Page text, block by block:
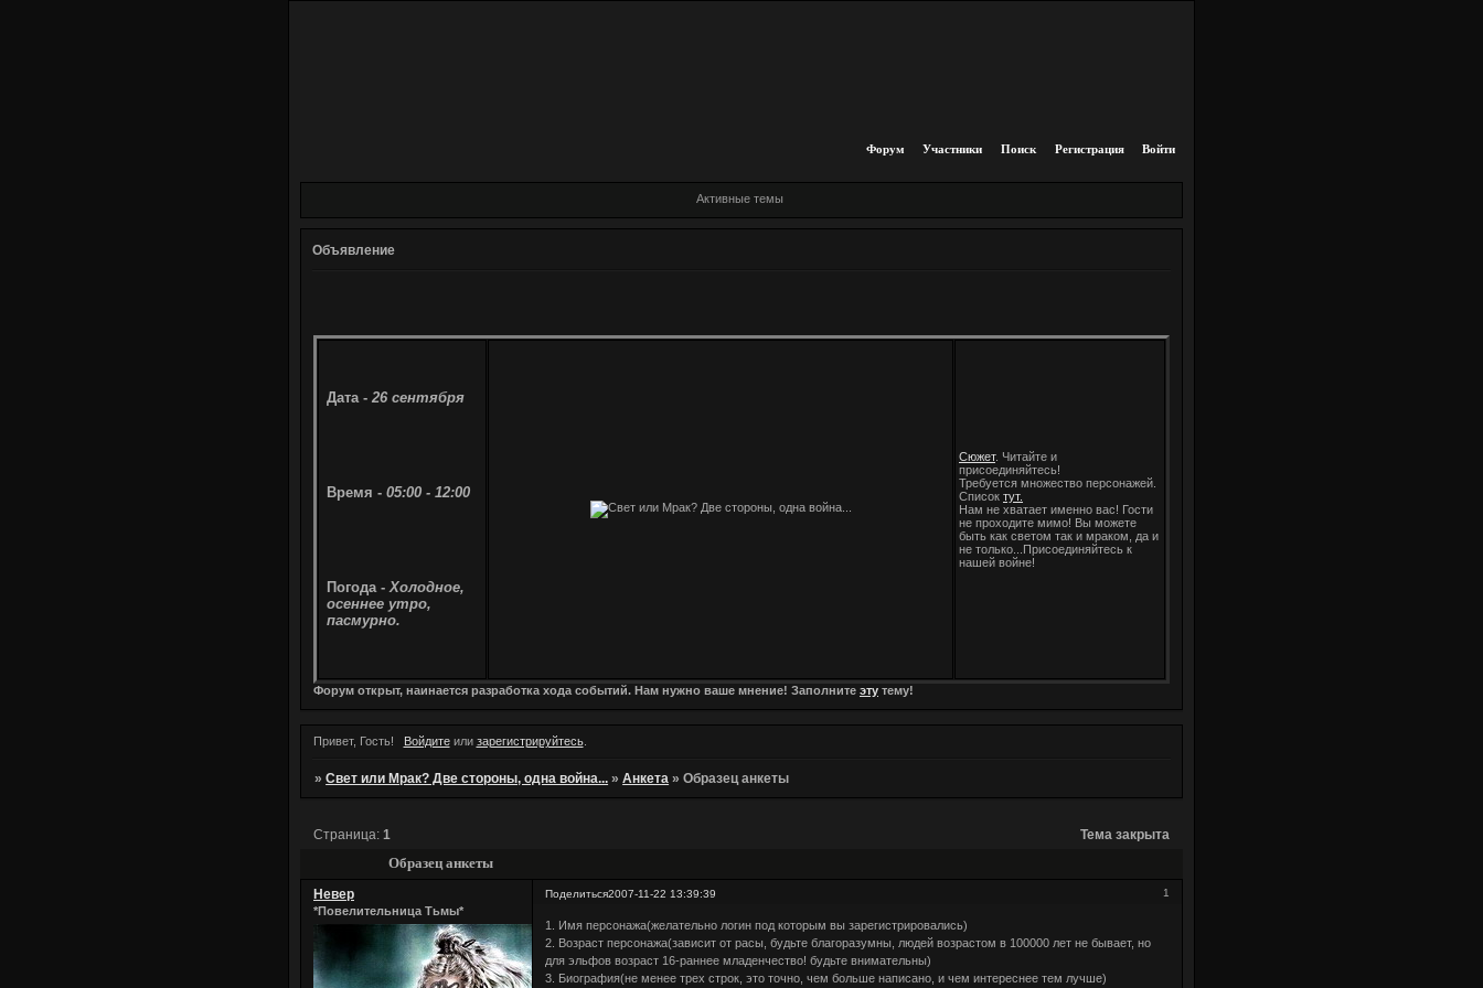
Форум Участники Поиск Регистрация Войти
Активные темы
Объявление
Дата - 26 сентября
Время - 05:00 - 12:00
Погода - Холодное,
осеннее утро,
пасмурно.
Сюжет. Читайте и
присоединяйтесь!
Требуется множество персонажей.
Список тут.
Нам не хватает именно вас! Гости
не проходите мимо! Вы можете
быть как светом так и мраком, да и
не только...Присоединяйтесь к
нашей войне!
Форум открыт, наинается разработка хода событий. Нам нужно ваше мнение! Заполните эту тему!
Привет, Гость! Войдитеили зарегистрируйтесь.
»Свет или Мрак? Две стороны, одна война... »Анкета »Образец анкеты
Образец анкеты
Страница:1 Тема закрыта
Поделиться 1
2007-11-22 13:39:39
Невер
*Повелительница Тьмы*
1. Имя персонажа(желательно логин под которым вы зарегистрировались)
2. Возраст персонажа(зависит от расы, будьте благоразумны, людей возрастом в 100000 лет не бывает, но
для эльфов возраст 16-раннее младенчество! будьте внимательны)
3. Биография(не менее трех строк, это точно, чем больше написано, и чем интереснее тем лучше)